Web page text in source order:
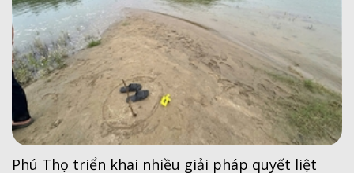
Phú Thọ triển khai nhiều giải pháp quyết liệt